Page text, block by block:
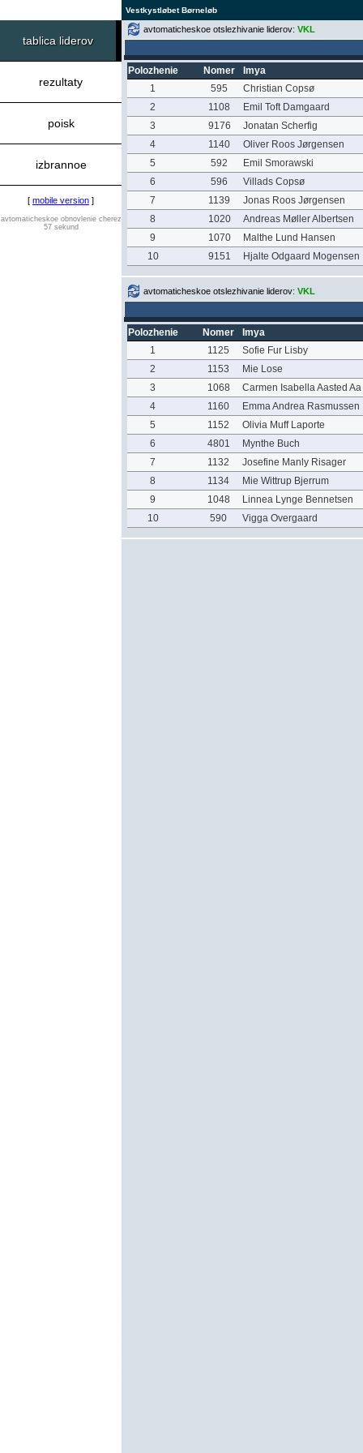
Vestkystløbet Børneløb
tablica liderov
rezultaty
poisk
izbrannoe
[ mobile version ]
avtomaticheskoe obnovlenie cherez
57 sekund
avtomaticheskoe otslezhivanie liderov: VKL
Polozhenie Nomer
Imya
1
595
Christian Copsø
2
1108
Emil Toft Damgaard
3
9176
Jonatan Scherfig
4
1140
Oliver Roos Jørgensen
5
592
Emil Smorawski
6
596
Villads Copsø
7
1139
Jonas Roos Jørgensen
8
1020
Andreas Møller Albertsen
9
1070
Malthe Lund Hansen
10
9151 Hjalte Odgaard Mogensen
avtomaticheskoe otslezhivanie liderov: VKL
Polozhenie Nomer
Imya
1
1125
Sofie Fur Lisby
2
1153
Mie Lose
3
1068
Carmen Isabella Aasted Aa
4
1160
Emma Andrea Rasmussen
5
1152
Olivia Muff Laporte
6
4801
Mynthe Buch
7
1132
Josefine Manly Risager
8
1134
Mie Wittrup Bjerrum
9
1048
Linnea Lynge Bennetsen
10
590 Vigga Overgaard